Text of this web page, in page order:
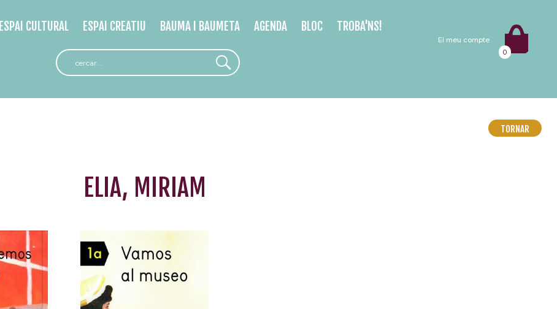
El meu compte
0
ESPAI CULTURAL ESPAI CREATIU BAUMA I BAUMETA AGENDA BLOC TROBA'NS!
TORNAR
ELIA, MIRIAM